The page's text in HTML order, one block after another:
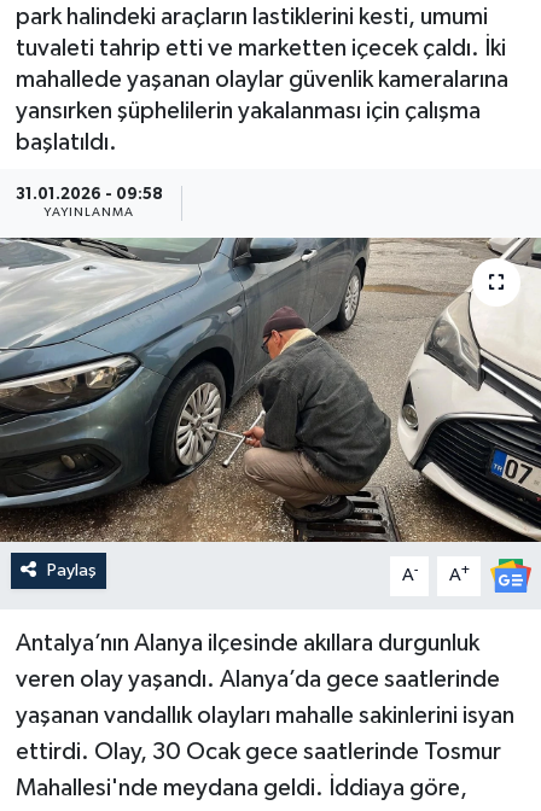
park halindeki araçların lastiklerini kesti, umumi
tuvaleti tahrip etti ve marketten içecek çaldı. İki
mahallede yaşanan olaylar güvenlik kameralarına
yansırken şüphelilerin yakalanması için çalışma
başlatıldı.
31.01.2026 - 09:58
YAYINLANMA
Paylaş A- A+
Antalya’nın Alanya ilçesinde akıllara durgunluk
veren olay yaşandı. Alanya’da gece saatlerinde
yaşanan vandallık olayları mahalle sakinlerini isyan
ettirdi. Olay, 30 Ocak gece saatlerinde Tosmur
Mahallesi'nde meydana geldi. İddiaya göre,
Görüntülü Haber
Güncel
Kültür & Sanat
Magazin
Resmi İlan
Sağlık & Yaşam
Siyaset
Spor
Tüm Manşetler
Son Dakika Haberleri
Haber Arşivi